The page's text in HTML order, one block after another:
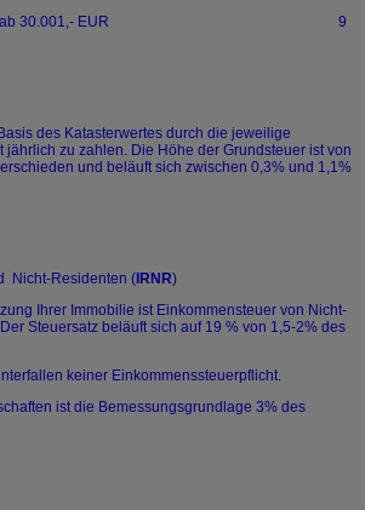
EUR 9
des Katasterwertes durch die jeweilige
jährlich zu zahlen. Die Höhe der Grundsteuer ist von
und beläuft sich zwischen 0,3% und 1,1%
Nicht-Residenten ( IRNR)
Ihrer Immobilie ist Einkommensteuer von Nicht-
Steuersatz beläuft sich auf 19 % von 1,5-2% des
keiner Einkommenssteuerpflicht.
ist die Bemessungsgrundlage 3% des